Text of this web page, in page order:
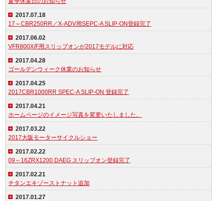
2017.07.18
17～CBR250RR／X-ADV用SEPC-A SLIP-ON登録完了
2017.06.02
VFR800X/F用スリップオンが2017モデルに対応
2017.04.28
ゴールデンウィーク休業のお知らせ
2017.04.25
2017CBR1000RR SPEC-A SLIP-ON 登録完了
2017.04.21
ホームページのイメージ写真を変更いたしました。
2017.03.22
2017大阪モーターサイクルショー
2017.02.22
09～16ZRX1200 DAEG スリップオン登録完了
2017.02.21
チタンエキゾーストナット追加
2017.01.27